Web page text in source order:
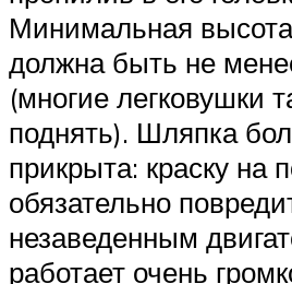
Минимальная высота
должна быть не
(многие легковушки
поднять). Шляпка
прикрыта: краску на
обязательно
незаведенным
работает очень